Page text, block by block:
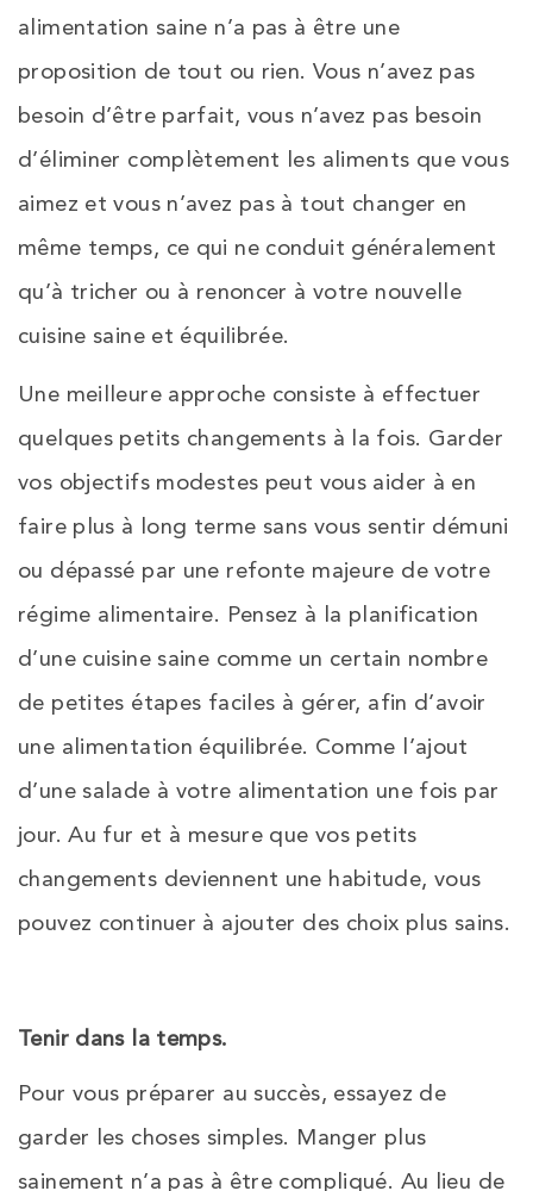
alimentation saine n’a pas à être une
proposition de tout ou rien. Vous n’avez pas
besoin d’être parfait, vous n’avez pas besoin
d’éliminer complètement les aliments que vous
aimez et vous n’avez pas à tout changer en
même temps, ce qui ne conduit généralement
qu’à tricher ou à renoncer à votre nouvelle
cuisine saine et équilibrée.
Une meilleure approche consiste à effectuer
quelques petits changements à la fois. Garder
vos objectifs modestes peut vous aider à en
faire plus à long terme sans vous sentir démuni
ou dépassé par une refonte majeure de votre
régime alimentaire. Pensez à la planification
d’une cuisine saine comme un certain nombre
de petites étapes faciles à gérer, afin d’avoir
une alimentation équilibrée. Comme l’ajout
d’une salade à votre alimentation une fois par
jour. Au fur et à mesure que vos petits
changements deviennent une habitude, vous
pouvez continuer à ajouter des choix plus sains.
Tenir dans la temps.
Pour vous préparer au succès, essayez de
garder les choses simples. Manger plus
sainement n’a pas à être compliqué. Au lieu de